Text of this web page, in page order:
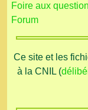
Foire aux
Forum
Ce site et les
à la CNIL (